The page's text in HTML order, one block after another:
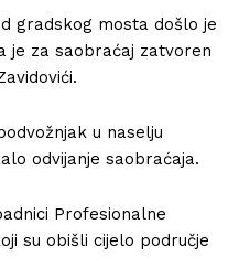
gradskog mosta došlo je
je za saobraćaj zatvoren
u naselju
odvijanje saobraćaja.
Profesionalne
su obišli cijelo područje